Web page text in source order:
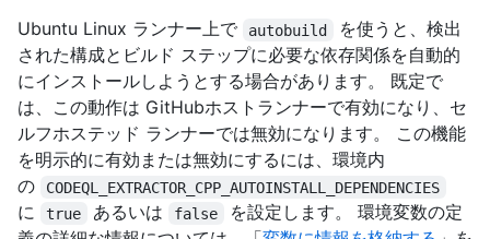
Ubuntu Linux ランナー上で
autobuild
を使うと、検出
された構成とビルド ステップに必要な依存関係を自動的
にインストールしようとする場合があります。 既定で
は、この動作は GitHubホストランナーで有効になり、セ
ルフホステッド ランナーでは無効になります。 この機能
を明示的に有効または無効にするには、環境内
の
CODEQL_EXTRACTOR_CPP_AUTOINSTALL_DEPENDENCIES
に true あるいは false
を設定します。 環境変数の定